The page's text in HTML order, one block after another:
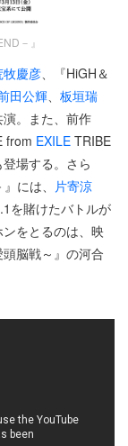
－』
牧慶彦、『HiGH＆
田公輝、 板垣瑞
。また、前作
from EXILE TRIBE
場する。さら
には、 片寄涼
を賭けたバトルが
をとるのは、映
脳戦～』の河合